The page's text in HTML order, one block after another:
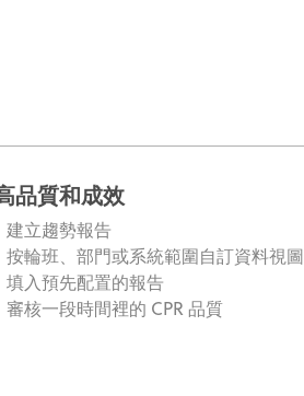
品質和成效
建立趨勢報告
按輪班、部門或系統範圍自訂資料視圖
填入預先配置的報告
審核一段時間裡的 CPR 品質